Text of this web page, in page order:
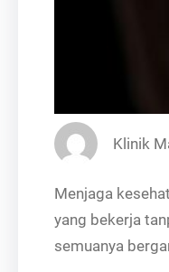
Klinik
Menjaga
yang bekerja
semuanya